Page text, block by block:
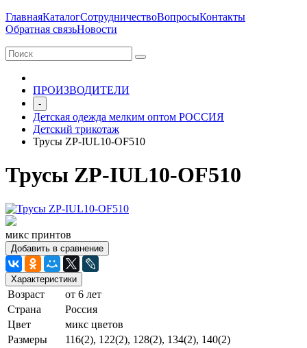
ГлавнаяКаталогСотрудничествоВопросыКонтакты
Обратная связьНовости
ПРОИЗВОДИТЕЛИ
-
Детская одежда мелким оптом РОССИЯ
Детский трикотаж
Трусы ZP-IUL10-OF510
Трусы ZP-IUL10-OF510
микс принтов
Добавить в сравнение
Характеристики
Возраст
от 6 лет
Страна
Россия
Цвет
микс цветов
Размеры
116(2), 122(2), 128(2), 134(2), 140(2)